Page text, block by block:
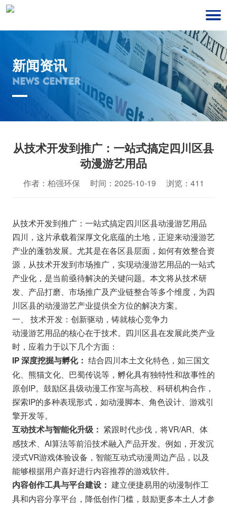
新闻资讯
NEWS CENTER
从技术开发到推广：一站式搞定四川区县
动漫游艺用品
作者：柏强环保 时间：2025-10-19 浏览：411
从技术开发到推广：一站式搞定四川区县动漫游艺用品
四川，这片承载着深厚文化底蕴的土地，正迎来动漫游艺
产业的蓬勃发展。尤其是在各区县层面，如何有效整合资
源，从技术开发到市场推广，实现动漫游艺用品的一站式
产业化，是当前亟待解决的关键问题。本文将从技术研
发、产品打磨、市场推广及产业链整合等多个维度，为四
川区县的动漫游艺产业提供全方位的解决方案。
一、 技术开发：创新驱动，铸就核心竞争力
动漫游艺用品的核心在于技术。四川区县在发展此类产业
时，应着力于以下几个方面：
IP 深度挖掘与孵化： 结合四川本土文化特色，如三国文
化、熊猫文化、巴蜀传说等，孵化具有独特性和故事性的
原创IP。鼓励区县级动漫工作室与高校、科研机构合作，
探索IP的多种表现形式，如动漫脚本、角色设计、游戏引
擎开发等。
互动技术与智能化升级： 紧跟时代步伐，将VR/AR、体
感技术、AI算法等前沿技术融入产品开发。例如，开发沉
浸式VR游戏体验设备，智能互动式动漫周边产品，以及
能够根据用户喜好进行内容推荐的游戏软件。
内容创作工具与平台建设： 建立便捷易用的动漫制作工
具和内容分享平台，降低创作门槛，鼓励更多本土人才参